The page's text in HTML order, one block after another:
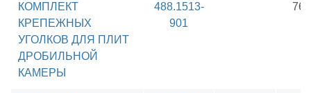
КОМПЛЕКТ
КРЕПЕЖНЫХ
УГОЛКОВ ДЛЯ ПЛИТ
ДРОБИЛЬНОЙ
КАМЕРЫ
488.1513-
901